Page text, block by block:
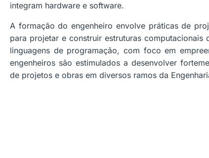
integram hardware e software.
A formação do engenheiro envolve práticas de
para projetar e construir estruturas
linguagens de programação, com foco em
engenheiros são estimulados a desenvolver
de projetos e obras em diversos ramos da